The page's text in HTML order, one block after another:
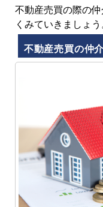
不動産売買の際の
くみていきましょう
不動産売買の仲